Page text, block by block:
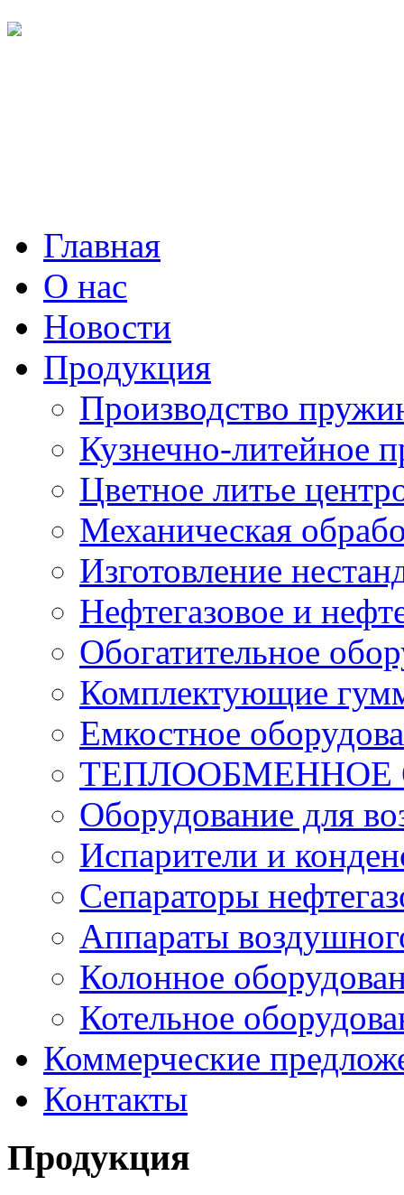
Главная
О нас
Новости
Продукция
Производство
Кузнечно-литейное
Цветное литье
Механическая
Изготовление
Нефтегазовое и
Обогатительное
Комплектующие
Емкостное
ТЕПЛООБМЕННОЕ
Оборудование для
Испарители и
Сепараторы
Аппараты
Колонное
Котельное
Коммерческие
Контакты
Продукция